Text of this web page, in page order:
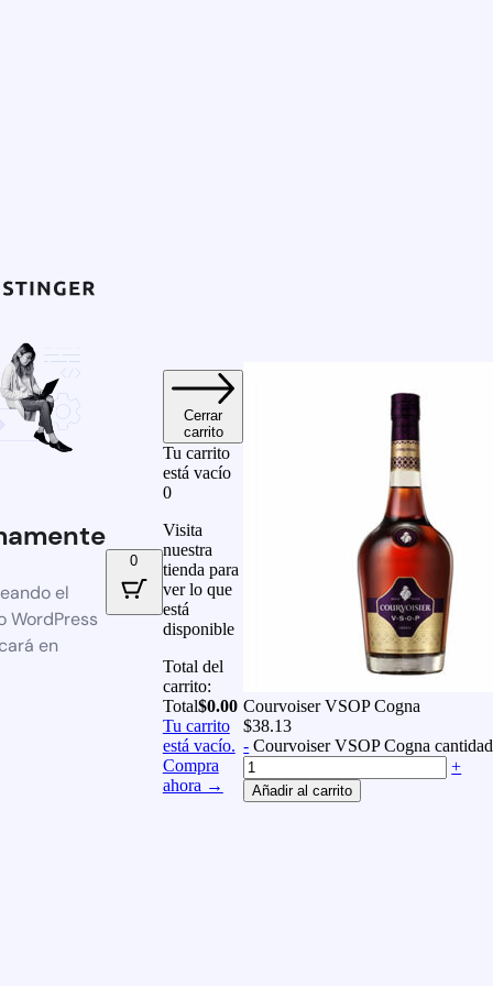
el
WordPress
en
0
Cerrar
carrito
Tu carrito
está vacío
0
Visita
nuestra
tienda para
ver lo que
está
disponible
Total del
carrito:
Total$0.00
Tu carrito
está vacío.
Compra
ahora →
Courvoiser VSOP Cogna
$38.13
- Courvoiser VSOP Cogna cantidad
+
Añadir al carrito